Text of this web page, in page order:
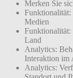
Merken Sie
Funktionalität:
Medien
Funktionalität:
Land
Analytics:
Interaktion im
Analytics: